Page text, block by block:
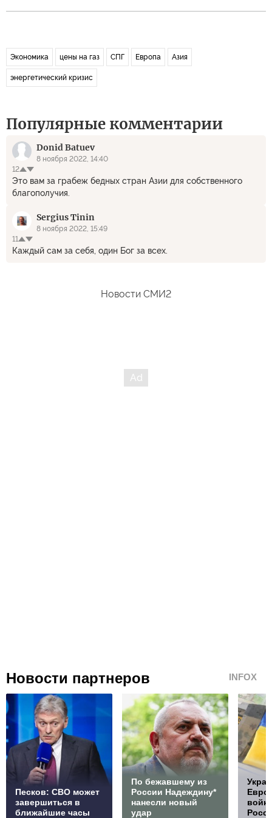
Экономика цены на газ СПГ Европа Азия
энергетический кризис
Популярные комментарии
Donid Batuev
8 ноября 2022, 14:40
12
Это вам за грабеж бедных стран Азии для собственного
благополучия.
Sergius Tinin
8 ноября 2022, 15:49
11
Каждый сам за себя, один Бог за всех.
Новости СМИ2
Новости партнеров INFOX
Песков: СВО может
завершиться в
ближайшие часы
По бежавшему из
России Надеждину*
нанесли новый
удар